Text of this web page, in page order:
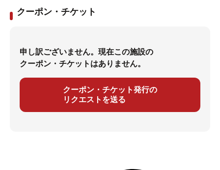
クーポン・チケット
申し訳ございません。現在この施設の
クーポン・チケットはありません。
クーポン・チケット発行の
リクエストを送る